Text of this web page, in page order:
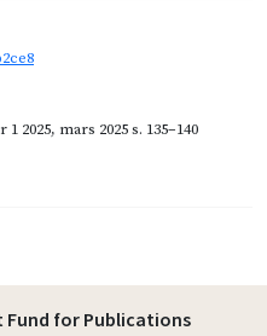
2025, mars 2025s. 135–140
Fund for Publications